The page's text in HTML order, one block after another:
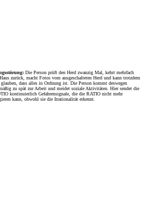
Die Person prüft den Herd zwanzig Mal, kehrt mehrfach
zurück, macht Fotos vom ausgeschalteten Herd und kann trotzdem
dass alles in Ordnung ist. Die Person kommt deswegen
zu spät zur Arbeit und meidet soziale Aktivitäten. Hier sendet die
kontinuierlich Gefahrensignale, die die RATIO nicht mehr
kann, obwohl sie die Irrationalität erkennt.